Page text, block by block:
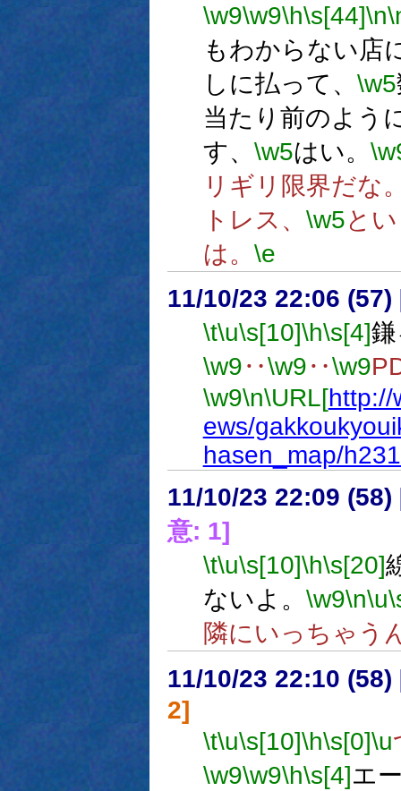
\w9\w9\h\s[44]\n
もわからない店
しに払って、 \w5
当たり前のよう
す、 \w5はい。
リギリ限界だな
トレス、 \w5と
は。 \e
11/10/23 22:06 (57)
\t\u\s[10]\h\s[4]
\w9‥\w9‥\w9
\w9\n\URL[http://
ews/
hasen_map/
11/10/23 22:09 (58)
意: 1]
\t\u\s[10]\h\s[20]
ないよ。 \w9\n\u
隣にいっちゃう
11/10/23 22:10 (58)
2]
\t\u\s[10]\h\s[0]\u
\w9\w9\h\s[4]エ